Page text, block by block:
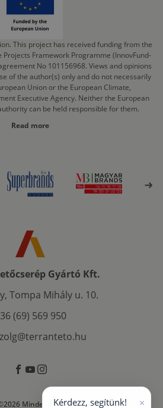
This project has received funding from the
Projects Framework Programme (InnovFund-
No 101156968. Views and opinions
of the author(s) only and do not necessarily
Union or the European Climate,
Executive Agency. Neither the European
can be held responsible for them.
Read more
Gyártó Kft.
Tompa Mihály u. 10.
(69) 569 950
Minden jog fenntartva
Kérdezz, segítünk! ×